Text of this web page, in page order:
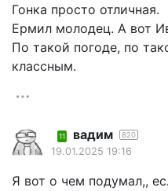
Гонка просто
Ермил молодец. А вот
По такой погоде, по
классным.
11 вадим 820
19.01.2025 19:16
Я вот о чем подумал,,